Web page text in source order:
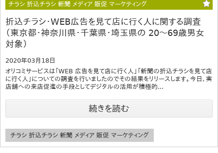
チラシ 折込チラシ 新聞 メディア 販促 マーケティング
折込チラシ・WEB広告を見て店に行く人に関する調査
（東京都・神奈川県・千葉県・埼玉県の 20～69歳男女
対象）
2020年03月18日
オリコミサービスは「WEB 広告を見て店に行く人」「新聞の折込チラシを見て店
に行く人」についての調査を行いましたのでその結果をリリースします。今日、実
店舗への来店促進の手段としてデジタルの活用が積極的...
続きを読む
チラシ 折込チラシ 新聞 メディア 販促 マーケティング